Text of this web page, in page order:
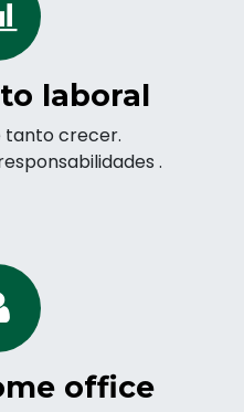
laboral
tanto crecer.
.
office